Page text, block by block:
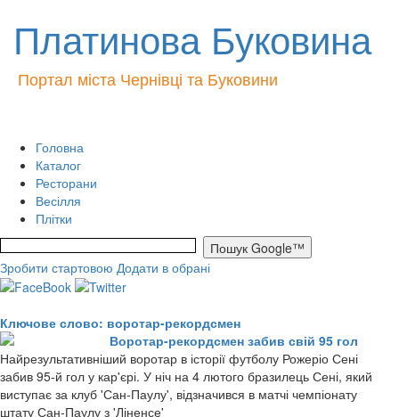
Платинова Буковина
Портал міста Чернівці та Буковини
Головна
Каталог
Ресторани
Весілля
Плітки
Зробити стартовою Додати в обрані
Ключове слово: воротар-рекордсмен
Воротар-рекордсмен забив свій 95 гол
Найрезультативніший воротар в історії футболу Рожеріо Сені
забив 95-й гол у кар'єрі. У ніч на 4 лютого бразилець Сені, який
виступає за клуб 'Сан-Паулу', відзначився в матчі чемпіонату
штату Сан-Паулу з 'Ліненсе'